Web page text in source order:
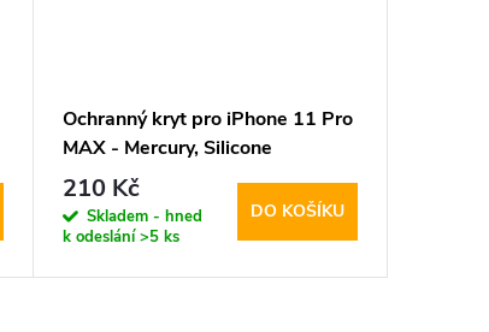
Ochranný kryt pro iPhone 11 Pro
MAX - Mercury, Silicone
Lavender Gray
210 Kč
Skladem - hned
k odeslání>5 ks
DO KOŠÍKU